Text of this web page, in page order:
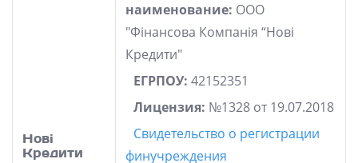
Нові
Кредити
наименование: ООО
"Фінансова Компанія “Нові
Кредити"
ЕГРПОУ: 42152351
Лицензия: №1328 от 19.07.2018
Свидетельство о регистрации
финучреждения